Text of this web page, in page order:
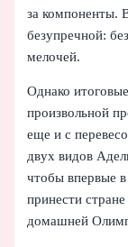
за компоненты.
безупречной:
мелочей.
Однако
произвольной
еще и с
двух видов
чтобы впервые
принести
домашней